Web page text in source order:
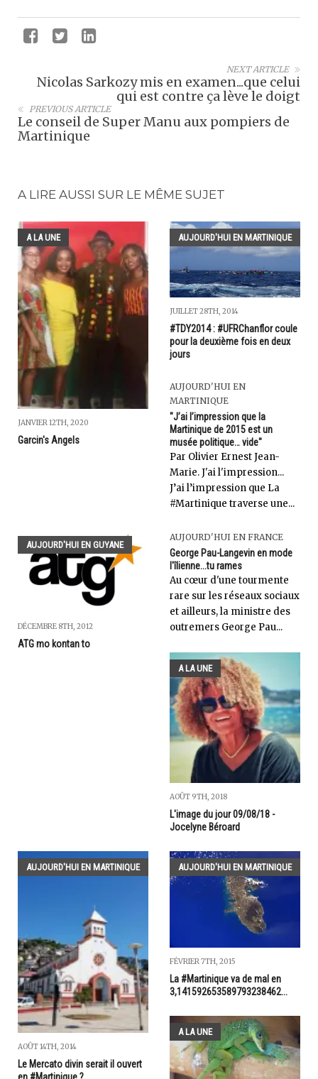
NEXT ARTICLE
Nicolas Sarkozy mis en examen...que celui
qui est contre ça lève le doigt
PREVIOUS ARTICLE
Le conseil de Super Manu aux pompiers de
Martinique
A LIRE AUSSI SUR LE MÊME SUJET
A LA UNE
JANVIER 12TH, 2020
Garcin's Angels
AUJOURD'HUI EN MARTINIQUE
JUILLET 28TH, 2014
#TDY2014 : #UFRChanflor coule
pour la deuxième fois en deux
jours
AUJOURD'HUI EN
MARTINIQUE
"J’ai l’impression que la
Martinique de 2015 est un
musée politique… vide"
Par Olivier Ernest Jean-
Marie. J'ai l'impression...
J’ai l’impression que La
#Martinique traverse une...
AUJOURD'HUI EN GUYANE
DÉCEMBRE 8TH, 2012
ATG mo kontan to
AUJOURD'HUI EN FRANCE
George Pau-Langevin en mode
l'îlienne...tu rames
Au cœur d'une tourmente
rare sur les réseaux sociaux
et ailleurs, la ministre des
outremers George Pau...
A LA UNE
AOÛT 9TH, 2018
L'image du jour 09/08/18 -
Jocelyne Béroard
AUJOURD'HUI EN MARTINIQUE
AOÛT 14TH, 2014
Le Mercato divin serait il ouvert
AUJOURD'HUI EN MARTINIQUE
FÉVRIER 7TH, 2015
La #Martinique va de mal en
3,141592653589793238462...
A LA UNE